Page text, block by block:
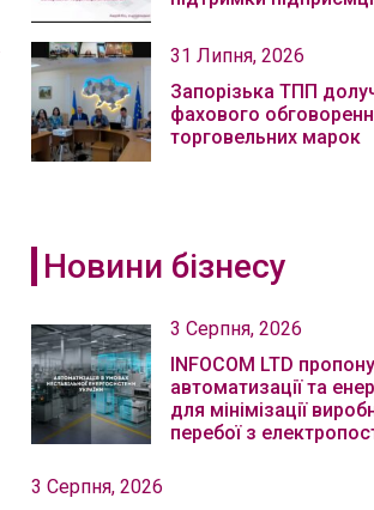
31 Липня, 2026
Запорізька ТПП
фахового
торговельних марок
Новини бізнесу
3 Серпня, 2026
INFOCOM LTD
автоматизації та
для мінімізації
перебої з
3 Серпня, 2026